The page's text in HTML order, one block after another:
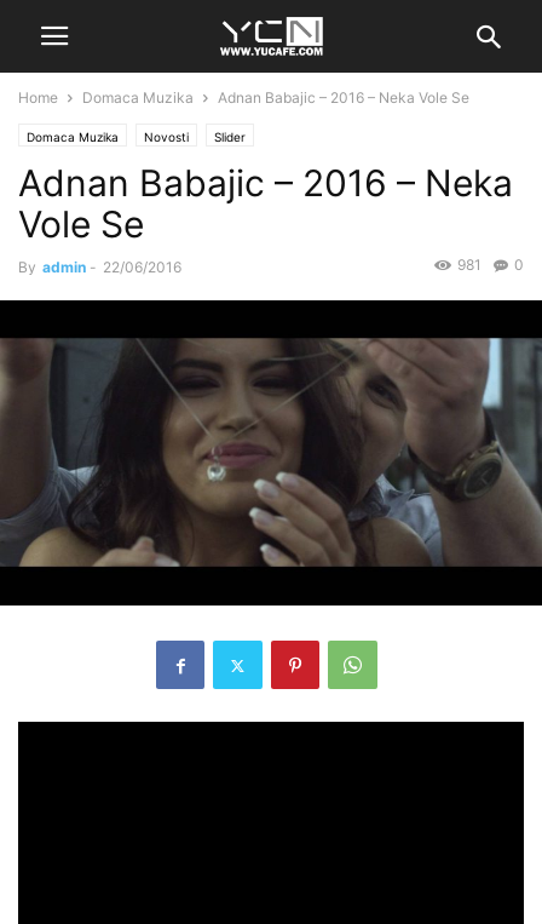
Home Domaca Muzika Adnan Babajic – 2016 – Neka Vole Se
Domaca Muzika Novosti Slider
Adnan Babajic – 2016 – Neka
Vole Se
By admin - 22/06/2016 0
981